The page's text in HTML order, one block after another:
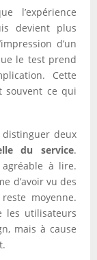
l’expérience
devient plus
d’un
le test prend
Cette
souvent ce qui
deux
du service.
agréable à lire.
d’avoir vu des
moyenne.
les utilisateurs
mais à cause